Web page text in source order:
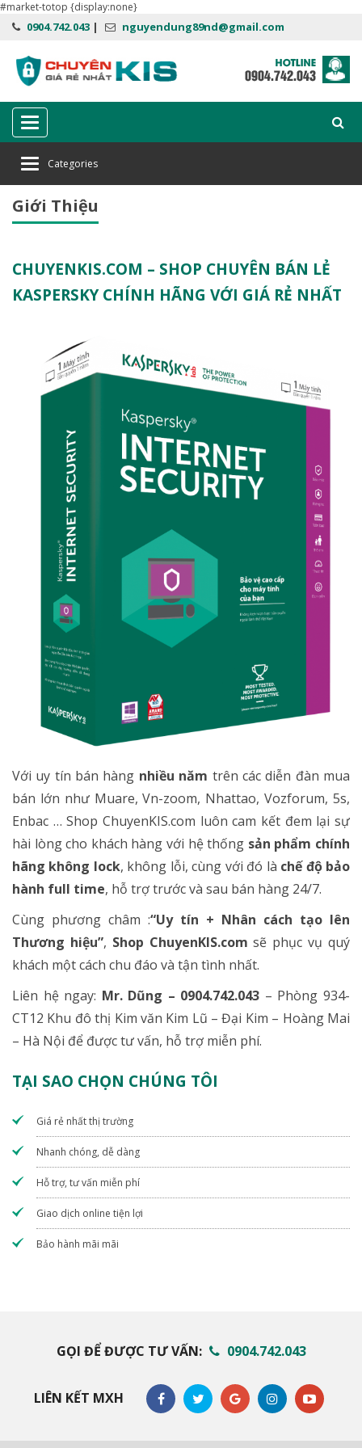
#market-totop {display:none}
0904.742.043 | nguyendung89nd@gmail.com
Categories
Categories
Home Giới Thiệu
Giới Thiệu
CHUYENKIS.COM – SHOP CHUYÊN BÁN LẺ
KASPERSKY CHÍNH HÃNG VỚI GIÁ RẺ NHẤT
Với uy tín bán hàng nhiều năm trên các diễn đàn mua
bán lớn như Muare, Vn-zoom, Nhattao, Vozforum, 5s,
Enbac … Shop ChuyenKIS.com luôn cam kết đem lại sự
hài lòng cho khách hàng với hệ thống sản phẩm chính
hãng không lock, không lỗi, cùng với đó là chế độ bảo
hành full time, hỗ trợ trước và sau bán hàng 24/7.
Cùng phương châm :“Uy tín + Nhân cách tạo lên
Thương hiệu”, Shop ChuyenKIS.com sẽ phục vụ quý
khách một cách chu đáo và tận tình nhất.
Liên hệ ngay: Mr. Dũng – 0904.742.043 – Phòng 934-
CT12 Khu đô thị Kim văn Kim Lũ – Đại Kim – Hoàng Mai
– Hà Nội để được tư vấn, hỗ trợ miễn phí.
TẠI SAO CHỌN CHÚNG TÔI
Giá rẻ nhất thị trường
Nhanh chóng, dễ dàng
Hỗ trợ, tư vấn miễn phí
Giao dịch online tiện lợi
Bảo hành mãi mãi
GỌI ĐỂ ĐƯỢC TƯ VẤN: 0904.742.043
LIÊN KẾT MXH